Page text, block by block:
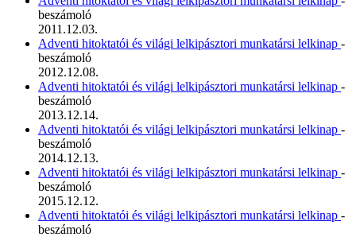
beszámoló
2011.12.03.
Adventi hitoktatói és világi lelkipásztori munkatársi lelkinap -
beszámoló
2012.12.08.
Adventi hitoktatói és világi lelkipásztori munkatársi lelkinap -
beszámoló
2013.12.14.
Adventi hitoktatói és világi lelkipásztori munkatársi lelkinap -
beszámoló
2014.12.13.
Adventi hitoktatói és világi lelkipásztori munkatársi lelkinap -
beszámoló
2015.12.12.
Adventi hitoktatói és világi lelkipásztori munkatársi lelkinap -
beszámoló